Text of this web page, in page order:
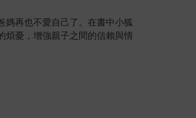
媽再也不愛自己了。在書中小狐
煩憂，增強親子之間的信賴與情